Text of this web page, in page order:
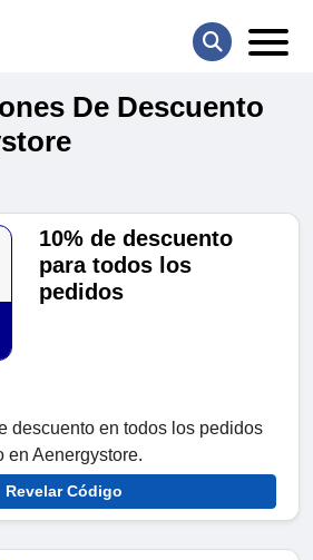
De Descuento
10% de descuento
para todos los
pedidos
descuento en todos los pedidos
en Aenergystore.
Revelar Código